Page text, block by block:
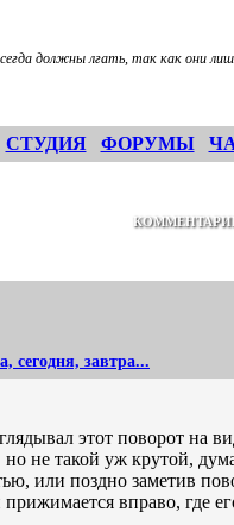
должны лгать, так как они
СТУДИЯ ФОРУМЫ
сегодня, завтра...
этот поворот на
не такой уж крутой,
или поздно заметив
вправо, где